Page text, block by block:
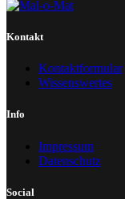
Kontakt
Kontaktformular
Wissenswertes
Info
Impressum
Datenschutz
Social